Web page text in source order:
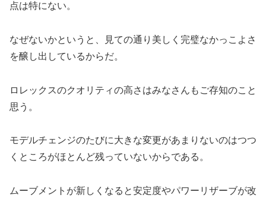
点は特にない。
なぜないかというと、見ての通り美しく完璧なかっこよさ
を醸し出しているからだ。
ロレックスのクオリティの高さはみなさんもご存知のこと
思う。
モデルチェンジのたびに大きな変更があまりないのはつつ
くところがほとんど残っていないからである。
ムーブメントが新しくなると安定度やパワーリザーブが改